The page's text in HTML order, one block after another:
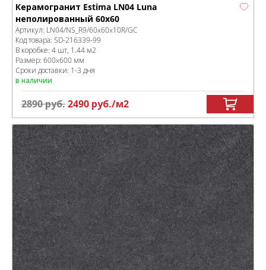
Керамогранит Estima LN04 Luna
неполированный 60x60
Артикул: LN04/NS_R9/60x60x10R/GC
Код товара: SD-216339-99
В коробке: 4 шт, 1.44 м2
Размер: 600x600 мм
Сроки доставки: 1-3 дня
в наличии
2890руб.2490 руб./м2